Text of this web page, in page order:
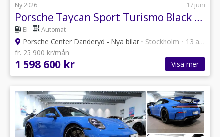
Ny 2026 17 juni
Porsche Taycan Sport Turismo Black Edition
El Automat
Porsche Center Danderyd - Nya bilar • Stockholm • 13 annonser
fr. 25 900 kr/mån
1 598 600 kr Visa mer